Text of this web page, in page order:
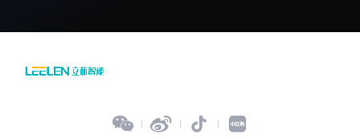
   